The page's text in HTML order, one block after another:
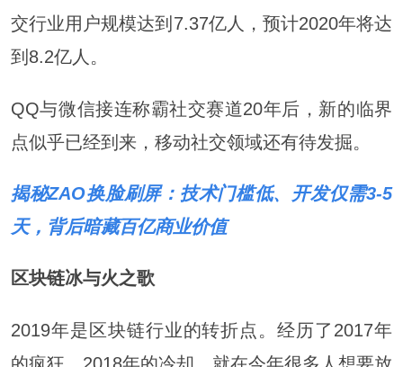
交行业用户规模达到7.37亿人，预计2020年将达
到8.2亿人。
QQ与微信接连称霸社交赛道20年后，新的临界
点似乎已经到来，移动社交领域还有待发掘。
揭秘ZAO换脸刷屏：技术门槛低、开发仅需3-5
天，背后暗藏百亿商业价值
区块链冰与火之歌
2019年是区块链行业的转折点。经历了2017年
的疯狂、2018年的冷却，就在今年很多人想要放